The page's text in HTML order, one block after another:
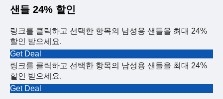
샌들 24% 할인
링크를 클릭하고 선택한 항목의 남성용 샌들을 최대 24%
할인 받으세요.
Get Deal
링크를 클릭하고 선택한 항목의 남성용 샌들을 최대 24%
할인 받으세요.
Get Deal